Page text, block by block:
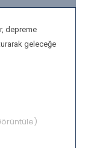
depreme
geleceğe
)